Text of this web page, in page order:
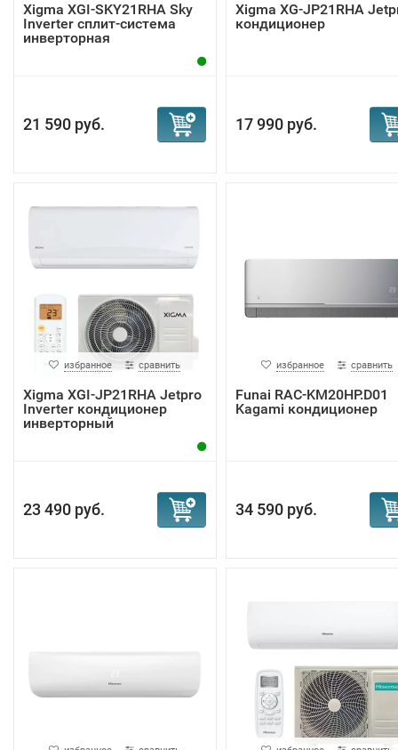
Xigma XGI-SKY21RHA Sky
Inverter сплит-система
инверторная
21 590 руб.
Xigma XG-JP21RHA
кондиционер
17 990 руб.
избранное сравнить
Xigma XGI-JP21RHA Jetpro
Inverter кондиционер
инверторный
23 490 руб.
избранное сравнить
Funai RAC-KM20HP.D01
Kagami кондиционер
34 590 руб.